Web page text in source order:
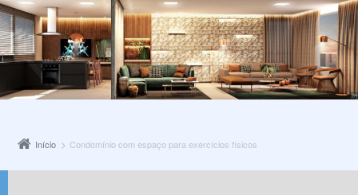
Início Condomínio com espaço para exercícios físicos